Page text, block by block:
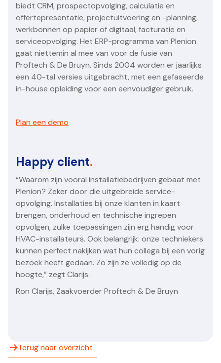
biedt CRM, prospectopvolging, calculatie en
offertepresentatie, projectuitvoering en -planning,
werkbonnen op papier of digitaal, facturatie en
serviceopvolging. Het ERP-programma van Plenion
gaat niettemin al mee van voor de fusie van
Proftech & De Bruyn. Sinds 2004 worden er jaarlijks
een 40-tal versies uitgebracht, met een gefaseerde
in-house opleiding voor een eenvoudiger gebruik.
Plan een demo
Happy client.
“Waarom zijn vooral installatiebedrijven gebaat met
Plenion? Zeker door die uitgebreide service-
opvolging. Installaties bij onze klanten in kaart
brengen, onderhoud en technische ingrepen
opvolgen, zulke toepassingen zijn erg handig voor
HVAC-installateurs. Ook belangrijk: onze techniekers
kunnen perfect nakijken wat hun collega bij een vorig
bezoek heeft gedaan. Zo zijn ze volledig op de
hoogte,” zegt Clarijs.
Ron Clarijs, Zaakvoerder Proftech & De Bruyn
Terug naar overzicht